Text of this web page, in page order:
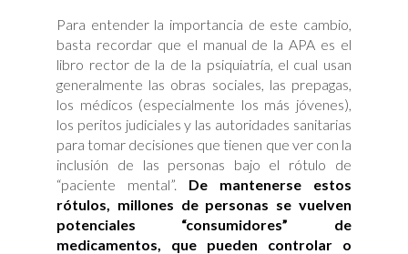
Para entender la importancia de este cambio,
basta recordar que el manual de la APA es el
libro rector de la de la psiquiatría, el cual usan
generalmente las obras sociales, las prepagas,
los médicos (especialmente los más jóvenes),
los peritos judiciales y las autoridades sanitarias
para tomar decisiones que tienen que ver con la
inclusión de las personas bajo el rótulo de
“paciente mental”. De mantenerse estos
rótulos, millones de personas se vuelven
potenciales “consumidores” de
medicamentos, que pueden controlar o